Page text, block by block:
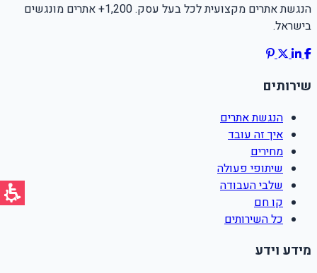
הנגשת אתרים מקצועית לכל בעל עסק. 1,200+ אתרים מונגשים
בישראל.
שירותים
הנגשת אתרים
איך זה עובד
מחירים
שיתופי פעולה
שלבי העבודה
קו חם
כל השירותים
מידע וידע